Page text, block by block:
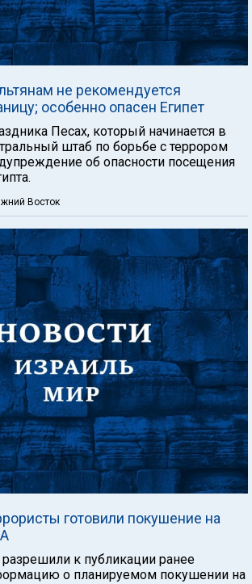
не рекомендуется
особенно опасен Египет
Песах, который начинается в
штаб по борьбе с террором
об опасности посещения
Восток
готовили покушение на
к публикации ранее
о планируемом покушении на